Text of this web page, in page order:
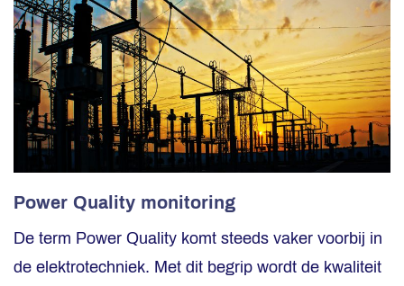
Power Quality monitoring
De term Power Quality komt steeds vaker voorbij in
de elektrotechniek. Met dit begrip wordt de kwaliteit